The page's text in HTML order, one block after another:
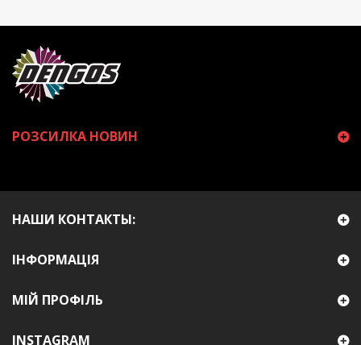
РОЗСИЛКА НОВИН
НАШИ КОНТАКТЫ:
ІНФОРМАЦІЯ
МІЙ ПРОФІЛЬ
INSTAGRAM